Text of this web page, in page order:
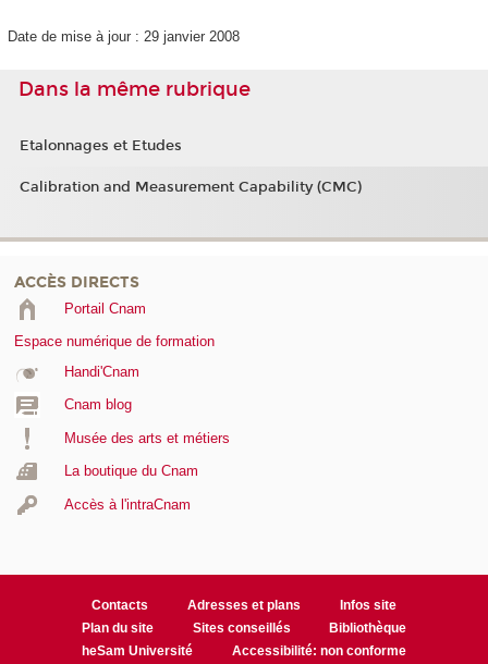
Date de mise à jour : 29 janvier 2008
Dans la même rubrique
Etalonnages et Etudes
Calibration and Measurement Capability (CMC)
ACCÈS DIRECTS
Portail Cnam
Espace numérique de formation
Handi'Cnam
Cnam blog
Musée des arts et métiers
La boutique du Cnam
Accès à l'intraCnam
Contacts Adresses et plans
Infos site
Plan du site
Sites conseillés
Bibliothèque
heSam Université
Accessibilité: non conforme